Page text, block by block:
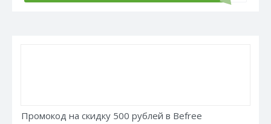
Промокод на скидку 500 рублей в Befree